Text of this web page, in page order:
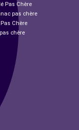
Pas Chère
pas chère
Chère
chère